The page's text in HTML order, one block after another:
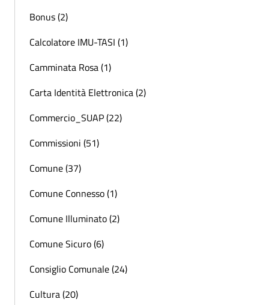
Bonus (2)
Calcolatore IMU-TASI (1)
Camminata Rosa (1)
Carta Identità Elettronica (2)
Commercio_SUAP (22)
Commissioni (51)
Comune (37)
Comune Connesso (1)
Comune Illuminato (2)
Comune Sicuro (6)
Consiglio Comunale (24)
Cultura (20)